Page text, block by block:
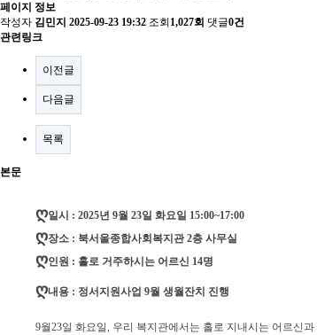
페이지 정보
작성자 김민지 2025-09-23 19:32 조회 1,027회 댓글0건
관련링크
이전글
다음글
목록
본문
ღ일시 : 2025년 9월 23일 화요일 15:00~17:00
ღ장소 : 북서울종합사회복지관 2층 사무실
ღ인원 : 홀로 거주하시는 어르신 14명
ღ내용 : 정서지원사업 9월 생월잔치 진행
9월23일 화요일, 우리 복지관에서는 홀로 지내시는 어르신